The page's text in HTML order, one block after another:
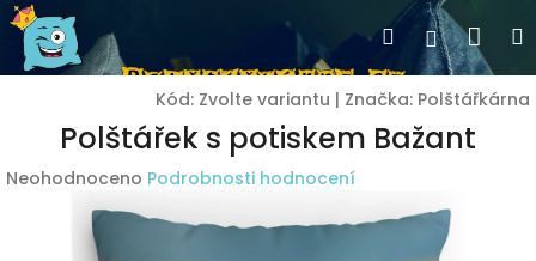
Přejít
na
obsah
Hledat
Kód: Zvolte variantu | Značka: Polštářkárna
Polštářek s potiskem Bažant
Průměrné
Neohodnoceno Podrobnosti hodnocení